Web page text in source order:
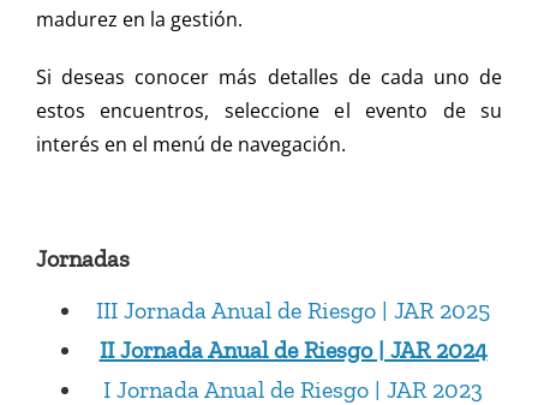
madurez en la gestión.
Si deseas conocer más detalles de cada uno de
estos encuentros, seleccione el evento de su
interés en el menú de navegación.
Jornadas
III Jornada Anual de Riesgo | JAR 2025
II Jornada Anual de Riesgo | JAR 2024
I Jornada Anual de Riesgo | JAR 2023